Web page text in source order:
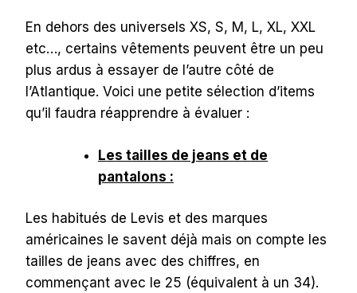
En dehors des universels XS, S, M, L, XL, XXL
etc…, certains vêtements peuvent être un peu
plus ardus à essayer de l’autre côté de
l’Atlantique. Voici une petite sélection d’items
qu’il faudra réapprendre à évaluer :
Les tailles de jeans et de
pantalons :
Les habitués de Levis et des marques
américaines le savent déjà mais on compte les
tailles de jeans avec des chiffres, en
commençant avec le 25 (équivalent à un 34).